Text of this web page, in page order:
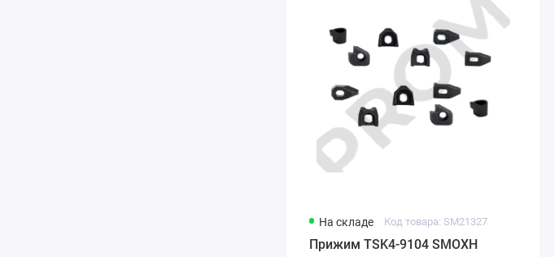
На складе Код товара: SM21327
Прижим TSK4-9104 SMOXH